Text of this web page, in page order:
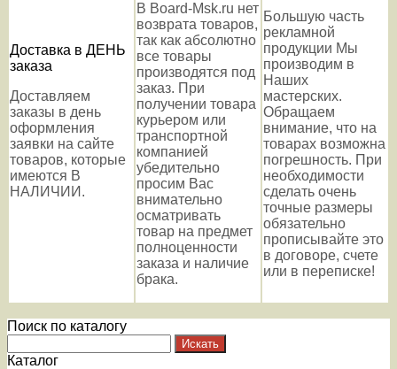
Доставка в ДЕНЬ
заказа
Доставляем
заказы в день
оформления
заявки на сайте
товаров, которые
имеются В
НАЛИЧИИ.
В Board-Msk.ru нет
возврата товаров,
так как абсолютно
все товары
производятся под
заказ. При
получении товара
курьером или
транспортной
компанией
убедительно
просим Вас
внимательно
осматривать
товар на предмет
полноценности
заказа и наличие
брака.
Большую часть
рекламной
продукции Мы
производим в
Наших
мастерских.
Обращаем
внимание, что на
товарах возможна
погрешность. При
необходимости
сделать очень
точные размеры
обязательно
прописывайте это
в договоре, счете
или в переписке!
Поиск по каталогу
Каталог